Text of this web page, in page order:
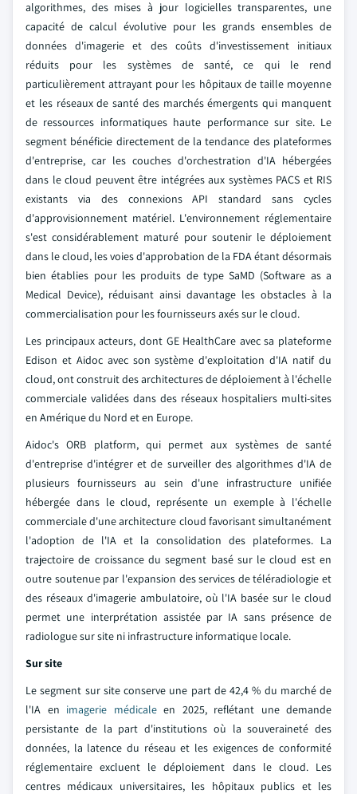
algorithmes, des mises à jour logicielles transparentes, une
capacité de calcul évolutive pour les grands ensembles de
données d'imagerie et des coûts d'investissement initiaux
réduits pour les systèmes de santé, ce qui le rend
particulièrement attrayant pour les hôpitaux de taille moyenne
et les réseaux de santé des marchés émergents qui manquent
de ressources informatiques haute performance sur site. Le
segment bénéficie directement de la tendance des plateformes
d'entreprise, car les couches d'orchestration d'IA hébergées
dans le cloud peuvent être intégrées aux systèmes PACS et RIS
existants via des connexions API standard sans cycles
d'approvisionnement matériel. L'environnement réglementaire
s'est considérablement maturé pour soutenir le déploiement
dans le cloud, les voies d'approbation de la FDA étant désormais
bien établies pour les produits de type SaMD (Software as a
Medical Device), réduisant ainsi davantage les obstacles à la
commercialisation pour les fournisseurs axés sur le cloud.
Les principaux acteurs, dont GE HealthCare avec sa plateforme
Edison et Aidoc avec son système d'exploitation d'IA natif du
cloud, ont construit des architectures de déploiement à l'échelle
commerciale validées dans des réseaux hospitaliers multi-sites
en Amérique du Nord et en Europe.
Aidoc's ORB platform, qui permet aux systèmes de santé
d'entreprise d'intégrer et de surveiller des algorithmes d'IA de
plusieurs fournisseurs au sein d'une infrastructure unifiée
hébergée dans le cloud, représente un exemple à l'échelle
commerciale d'une architecture cloud favorisant simultanément
l'adoption de l'IA et la consolidation des plateformes. La
trajectoire de croissance du segment basé sur le cloud est en
outre soutenue par l'expansion des services de téléradiologie et
des réseaux d'imagerie ambulatoire, où l'IA basée sur le cloud
permet une interprétation assistée par IA sans présence de
radiologue sur site ni infrastructure informatique locale.
Sur site
Le segment sur site conserve une part de 42,4 % du marché de
l'IA en imagerie médicaleen 2025, reflétant une demande
persistante de la part d'institutions où la souveraineté des
données, la latence du réseau et les exigences de conformité
réglementaire excluent le déploiement dans le cloud. Les
centres médicaux universitaires, les hôpitaux publics et les